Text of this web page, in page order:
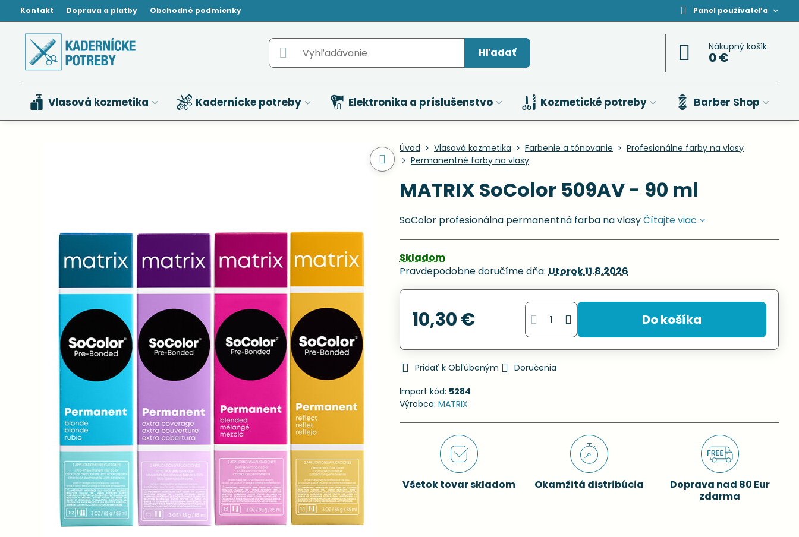
Kontakt Doprava a platby Obchodné podmienky Panel používateľa
Hľadať Nákupný košík
0 €
Vlasová kozmetika Kadernícke potreby Elektronika a príslušenstvo Kozmetické potreby Barber Shop
Úvod Vlasová kozmetika Farbenie a tónovanie
Profesionálne farby na vlasy
Permanentné farby na vlasy
MATRIX SoColor 509AV - 90 ml
SoColor profesionálna permanentná farba na vlasyČítajte viac
Skladom
Pravdepodobne doručíme dňa:Utorok11.8.2026
10,30 € Do košíka
Pridať k Obľúbeným
Doručenia
Import kód: 5284
Výrobca: MATRIX
Všetok tovar skladom Okamžitá distribúcia
Doprava nad 80 Eur
zdarma